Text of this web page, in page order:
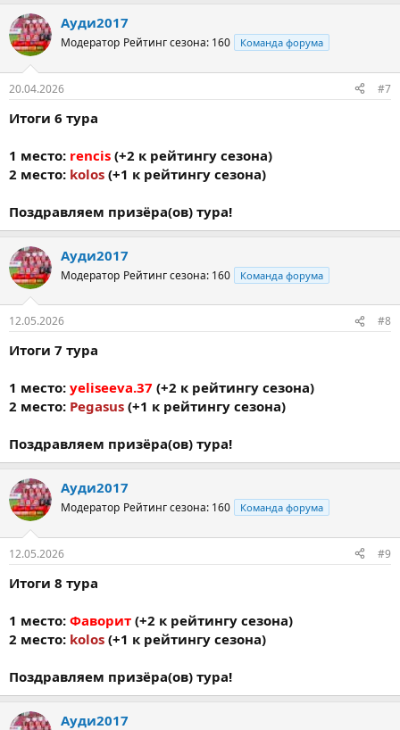
Ауди2017
Модератор Рейтинг сезона: 160 Команда форума
20.04.2026 #7
Итоги 6 тура
1 место: rencis (+2 к рейтингу сезона)
2 место: kolos (+1 к рейтингу сезона)
Поздравляем призёра(ов) тура!
Ауди2017
Модератор Рейтинг сезона: 160 Команда форума
12.05.2026 #8
Итоги 7 тура
1 место: yeliseeva.37 (+2 к рейтингу сезона)
2 место: Pegasus (+1 к рейтингу сезона)
Поздравляем призёра(ов) тура!
Ауди2017
Модератор Рейтинг сезона: 160 Команда форума
12.05.2026 #9
Итоги 8 тура
1 место: Фаворит (+2 к рейтингу сезона)
2 место: kolos (+1 к рейтингу сезона)
Поздравляем призёра(ов) тура!
Ауди2017